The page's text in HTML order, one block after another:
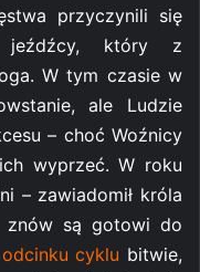
przyczynili się
jeźdźcy, który z
W tym czasie w
ale Ludzie
– choć Woźnicy
wyprzeć. W roku
– zawiadomił króla
znów są gotowi do
cyklu bitwie,